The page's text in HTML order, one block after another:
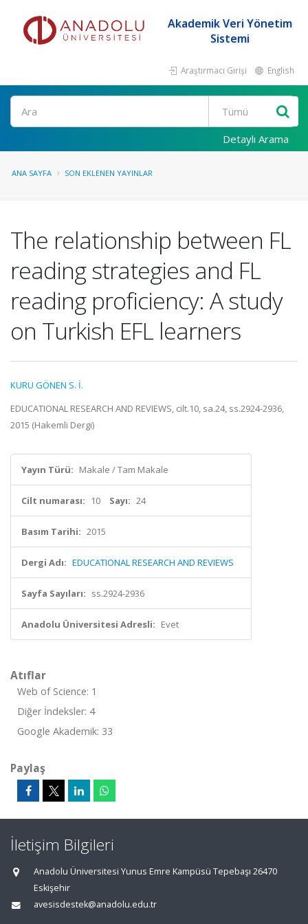
Akademik Veri Yönetim
Sistemi
Araştırmacı Girişi English
Ara
Detaylı Arama
ANA SAYFA SON EKLENEN YAYINLAR
The relationship between FL
reading strategies and FL
reading proficiency: A study
on Turkish EFL learners
KURU GÖNEN S. İ.
EDUCATIONAL RESEARCH AND REVIEWS, cilt.10, sa.24, ss.2924-2936,
2015 (Hakemli Dergi)
Yayın Türü: Makale / Tam Makale
Cilt numarası: 10 Sayı: 24
Basım Tarihi: 2015
Dergi Adı: EDUCATIONAL RESEARCH AND REVIEWS
Sayfa Sayıları: ss.2924-2936
Anadolu Üniversitesi Adresli: Evet
Atıflar
Web of Science: 1
Diğer İndeksler: 4
Google Akademik: 33
Paylaş
İletişim Bilgileri
Anadolu Üniversitesi Yunus Emre Kampüsü Tepebaşı 26470
Eskişehir
avesisdestek@anadolu.edu.tr